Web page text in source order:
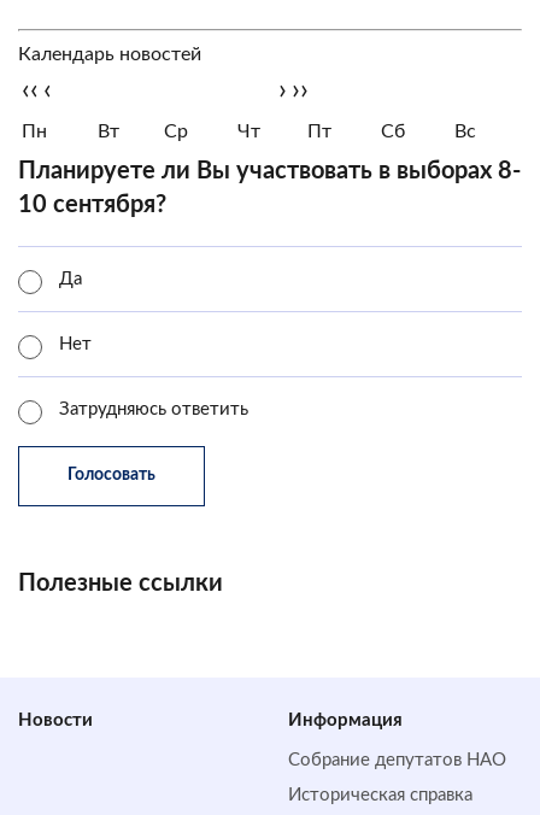
Календарь новостей
‹‹ ‹ › ››
Пн Вт Ср Чт Пт Сб Вс
Планируете ли Вы участвовать в выборах 8-
10 сентября?
Да
Нет
Затрудняюсь ответить
Полезные ссылки
Новости Информация
Собрание депутатов НАО
Историческая справка